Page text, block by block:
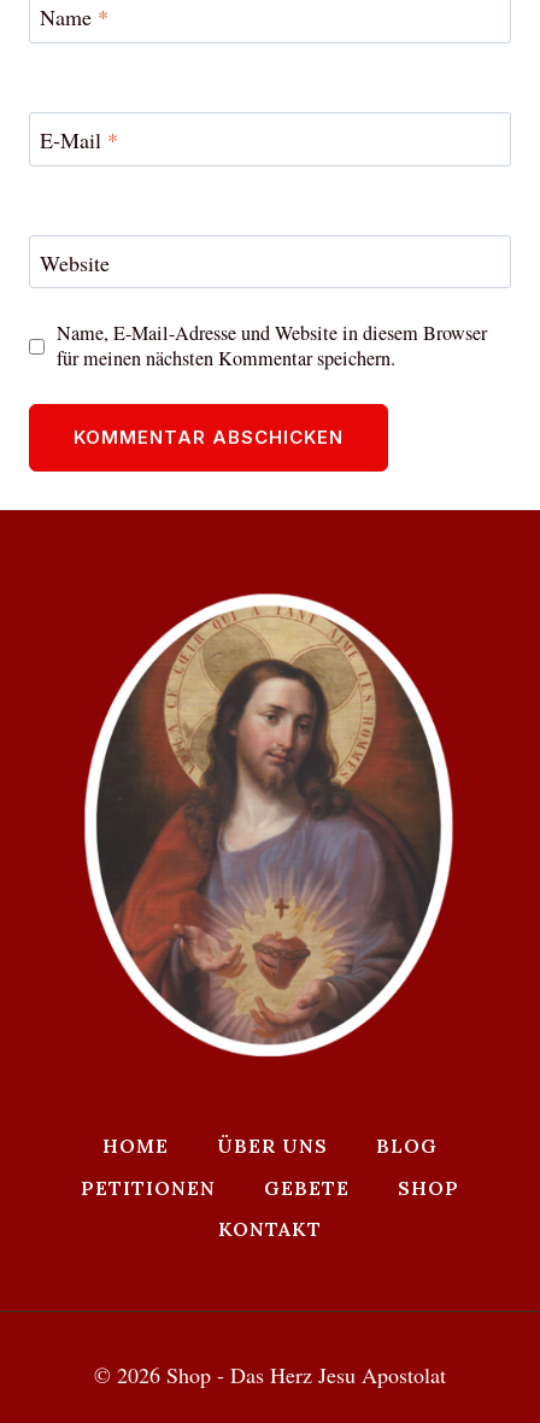
Name *
E-Mail *
Website
Name, E-Mail-Adresse und Website in diesem Browser
für meinen nächsten Kommentar speichern.
HOME ÜBER UNS
BLOG
PETITIONEN
GEBETE
SHOP
KONTAKT
© 2026 Shop - Das Herz Jesu Apostolat